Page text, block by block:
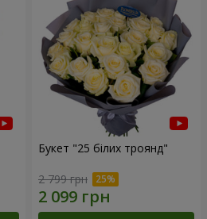
Букет "25 білих троянд"
2 799 грн